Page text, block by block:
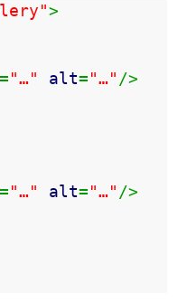
>
="…" alt="…" />
="…" alt="…" />